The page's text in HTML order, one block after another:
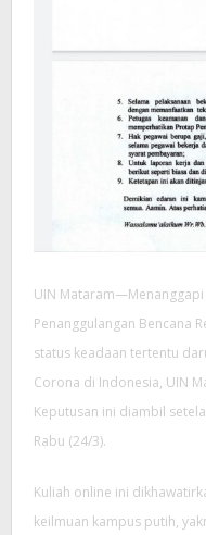
UIN Mataram—Menanggapi
Penanggulangan Bencana
status keadaan tertentu
Corona di Indonesia, UIN
Keputusan ini diambil
Rabu (24/3).
Kuliah online ini
keilmuan kampus putih,